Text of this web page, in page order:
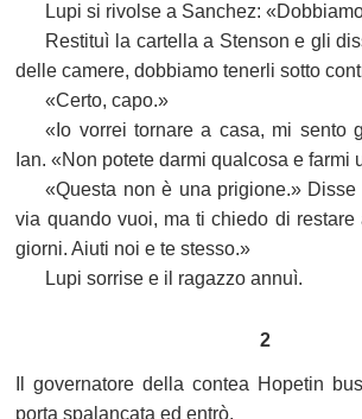
Lupi si rivolse a Sanchez:
Restituì la cartella a Stenson e gli
delle camere, dobbiamo tenerli sotto
«Certo, capo.»
«Io vorrei tornare a casa, mi sento
Ian. «Non potete darmi qualcosa e farmi
«Questa non è una prigione.»
via quando vuoi, ma ti chiedo di
giorni. Aiuti noi e te stesso.»
Lupi sorrise e il ragazzo annuì.
2
Il governatore della contea Hopetin
porta spalancata ed entrò.